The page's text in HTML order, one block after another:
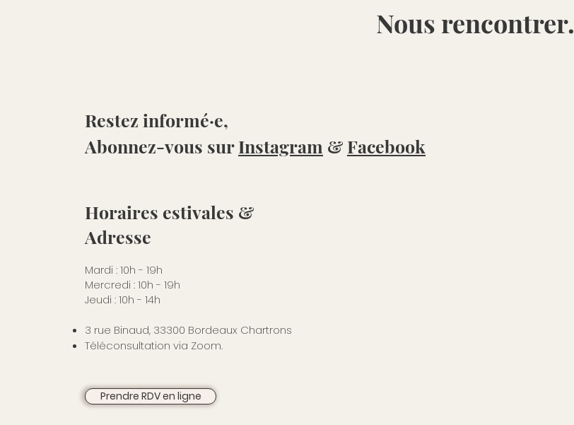
Nous rencontrer.
Restez informé·e,
Abonnez-vous surInstagram & Facebook
Horaires estivales &
Adresse
Mardi : 10h - 19h
Mercredi : 10h - 19h
Jeudi : 10h - 14h
3 rue Binaud, 33300 Bordeaux Chartrons
Téléconsultation via Zoom.
Prendre RDV en ligne